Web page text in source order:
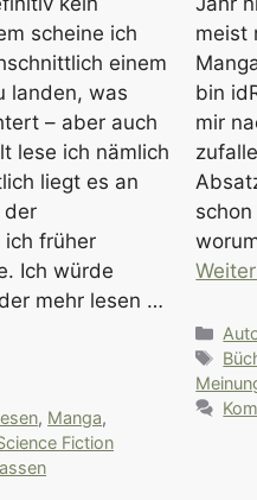
scheine ich
einem
landen, was
– aber auch
lese ich nämlich
liegt es an
der
ich früher
Ich würde
mehr lesen …
, Manga,
Fiction
meist
bin
mir